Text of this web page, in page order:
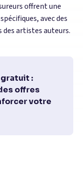
offrent une
avec des
artistes auteurs.
:
offres
votre